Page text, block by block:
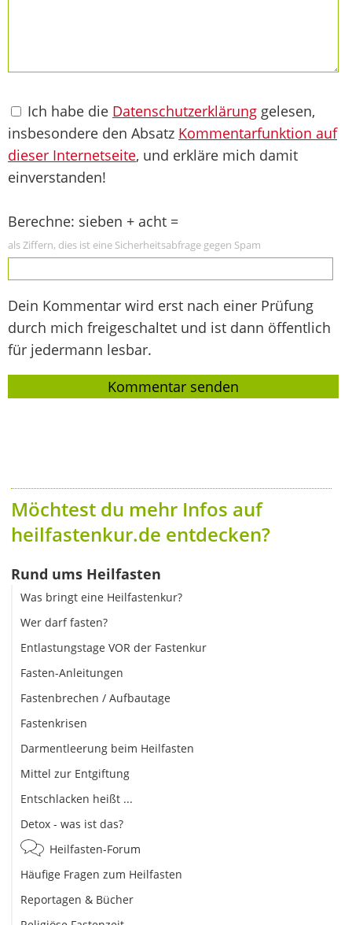
Ich habe die Datenschutzerklärung gelesen,
insbesondere den Absatz Kommentarfunktion auf
dieser Internetseite, und erkläre mich damit
einverstanden!
Berechne: sieben + acht =
als Ziffern, dies ist eine Sicherheitsabfrage gegen Spam
Dein Kommentar wird erst nach einer Prüfung
durch mich freigeschaltet und ist dann öffentlich
für jedermann lesbar.
Möchtest du mehr Infos auf
heilfastenkur.de entdecken?
Rund ums Heilfasten
Was bringt eine Heilfastenkur?
Wer darf fasten?
Entlastungstage VOR der Fastenkur
Fasten-Anleitungen
Fastenbrechen / Aufbautage
Fastenkrisen
Darmentleerung beim Heilfasten
Mittel zur Entgiftung
Entschlacken heißt ...
Detox - was ist das?
Heilfasten-Forum
Häufige Fragen zum Heilfasten
Reportagen & Bücher